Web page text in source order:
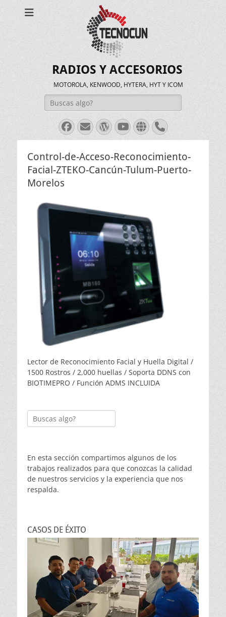
RADIOS Y ACCESORIOS
MOTOROLA, KENWOOD, HYTERA, HYT Y ICOM
Buscar:
Facebook
Correo
electrónico
WordPress
Youtube
WebTeléfono
Control-de-Acceso-Reconocimiento-
Facial-ZTEKO-Cancún-Tulum-Puerto-
Morelos
Lector de Reconocimiento Facial y Huella Digital /
1500 Rostros / 2,000 huellas / Soporta DDNS con
BIOTIMEPRO / Función ADMS INCLUIDA
Buscar:
En esta sección compartimos algunos de los
trabajos realizados para que conozcas la calidad
de nuestros servicios y la experiencia que nos
respalda.
CASOS DE ÉXITO